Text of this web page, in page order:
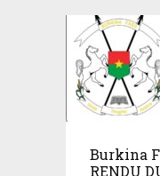
Burkina
RENDU